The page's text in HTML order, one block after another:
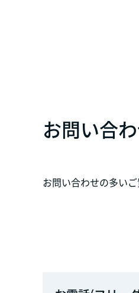
お問い合
お問い合わせの多いご